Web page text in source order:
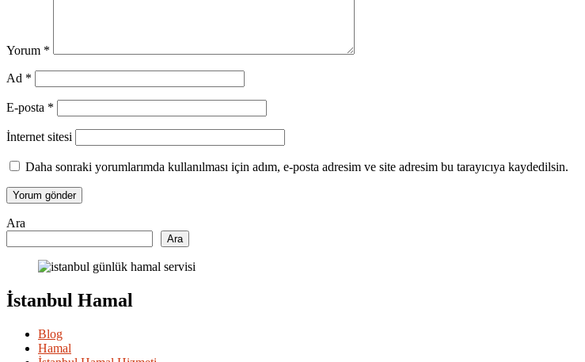
Yorum *
Ad *
E-posta *
İnternet sitesi
Daha sonraki yorumlarımda kullanılması için adım, e-posta adresim ve site adresim bu tarayıcıya kaydedilsin.
Ara
Ara
İstanbul Hamal
Blog
Hamal